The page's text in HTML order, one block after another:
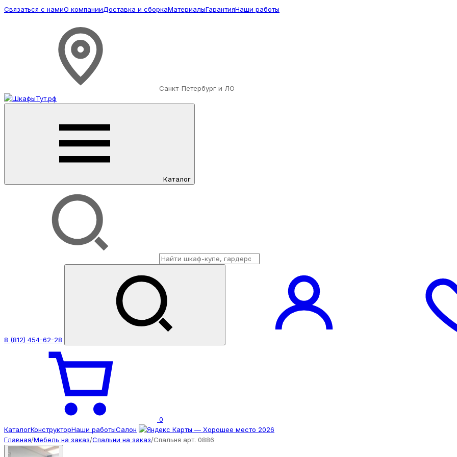
Связаться с намиО компанииДоставка и сборкаМатериалыГарантияНаши работы
Санкт-Петербург и ЛО
Каталог
8 (812) 454-62-28
0
КаталогКонструкторНаши работыСалон
Главная/Мебель на заказ/Спальни на заказ/Спальня арт. 0886